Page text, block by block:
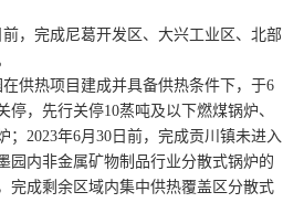
，完成尼葛开发区、大兴工业区、北部
热项目建成并具备供热条件下，于6
停，先行关停10蒸吨及以下燃煤锅炉、
；2023年6月30日前，完成贡川镇未进入
园内非金属矿物制品行业分散式锅炉的
完成剩余区域内集中供热覆盖区分散式